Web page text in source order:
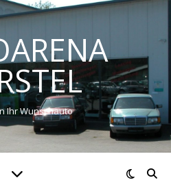
Ihr Wunschauto